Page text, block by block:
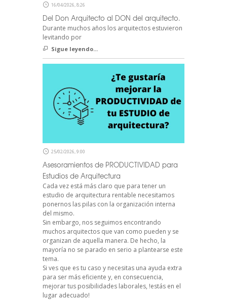
16/04/2026, 8:26
Del Don Arquitecto al DON del arquitecto.
Durante muchos años los arquitectos estuvieron
levitando por
Sigue leyendo...
25/02/2026, 9:00
Asesoramientos de PRODUCTIVIDAD para
Estudios de Arquitectura
Cada vez está más claro que para tener un
estudio de arquitectura rentable necesitamos
ponernos las pilas con la organización interna
del mismo.
Sin embargo, nos seguimos encontrando
muchos arquitectos que van como pueden y se
organizan de aquella manera. De hecho, la
mayoría no se parado en serio a plantearse este
tema.
Si ves que es tu caso y necesitas una ayuda extra
para ser más eficiente y, en consecuencia,
mejorar tus posibilidades laborales, !estás en el
lugar adecuado!